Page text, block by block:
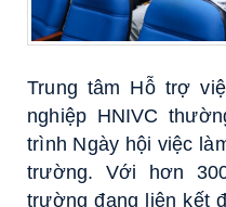
Trung tâm Hỗ trợ
nghiệp HNIVC
trình Ngày hội việc
trường. Với hơn
trường đang liên kết